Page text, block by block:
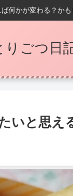
何かが変わる？かも
りごつ日
いと思え